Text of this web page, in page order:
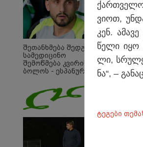
შეთანხმება შედგა,
სამედიცინო
შემოწმება კვირის
ბოლოს - ესპანურმა
ქოჩორაშვილის
ახალი გუნდი
დაასახელა
ქარ­თვე­ლო
ვი­ოთ,
კენ.
წელი იყო
ლი,
ნა“, –
ტეგები